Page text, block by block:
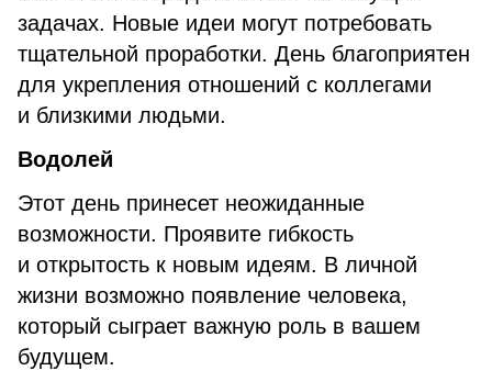
задачах. Новые идеи могут потребовать
тщательной проработки. День благоприятен
для укрепления отношений с коллегами
и близкими людьми.
Водолей
Этот день принесет неожиданные
возможности. Проявите гибкость
и открытость к новым идеям. В личной
жизни возможно появление человека,
который сыграет важную роль в вашем
будущем.